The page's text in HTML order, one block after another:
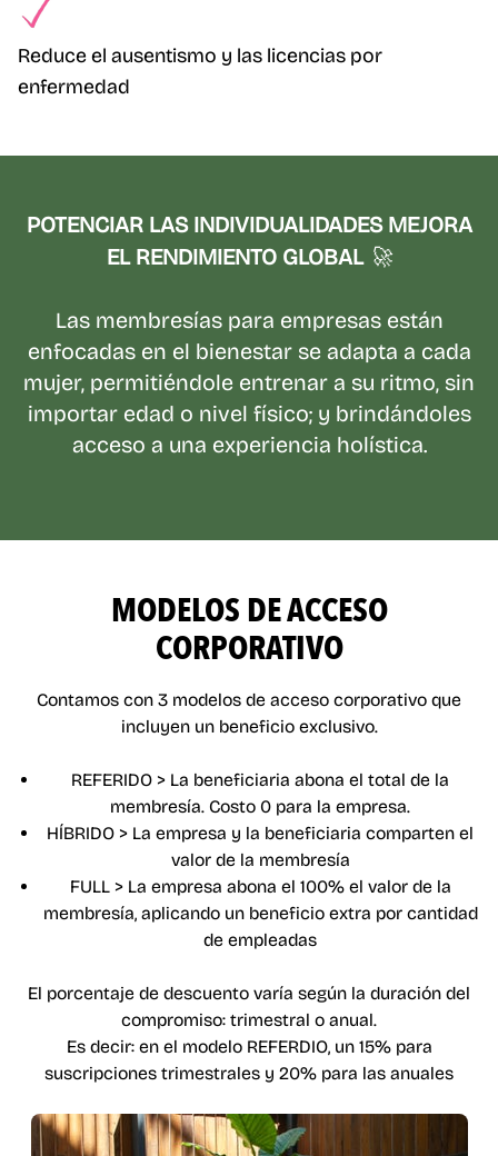
Reduce el ausentismo y las licencias por
enfermedad
POTENCIAR LAS INDIVIDUALIDADES MEJORA
EL RENDIMIENTO GLOBAL 🚀
Las membresías para empresas están
enfocadas en el bienestar se adapta a cada
mujer, permitiéndole entrenar a su ritmo, sin
importar edad o nivel físico; y brindándoles
acceso a una experiencia holística.
MODELOS DE ACCESO
CORPORATIVO
Contamos con 3 modelos de acceso corporativo que
incluyen un beneficio exclusivo.
REFERIDO > La beneficiaria abona el total de la
membresía. Costo 0 para la empresa.
HÍBRIDO > La empresa y la beneficiaria comparten el
valor de la membresía
FULL > La empresa abona el 100% el valor de la
membresía, aplicando un beneficio extra por cantidad
de empleadas
El porcentaje de descuento varía según la duración del
compromiso: trimestral o anual.
Es decir: en el modelo REFERDIO, un 15% para
suscripciones trimestrales y 20% para las anuales